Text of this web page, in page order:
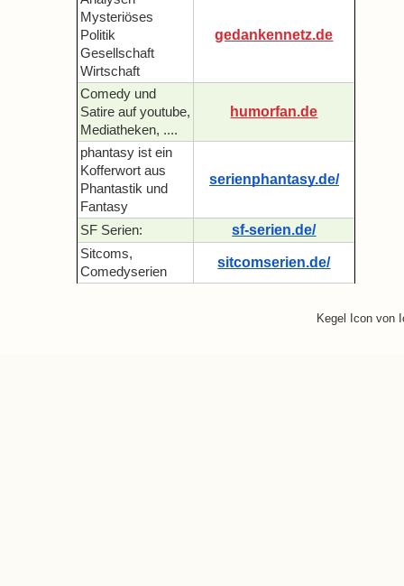
Mysteriöses
Politik
Gesellschaft
Wirtschaft
gedankennetz.de
Comedy und
Satire auf youtube,
Mediatheken, ....
humorfan.de
phantasy ist ein
Kofferwort aus
Phantastik und
Fantasy
serienphantasy.de/
SF Serien: sf-serien.de/
Sitcoms,
Comedyserien
sitcomserien.de/
Kegel Icon von